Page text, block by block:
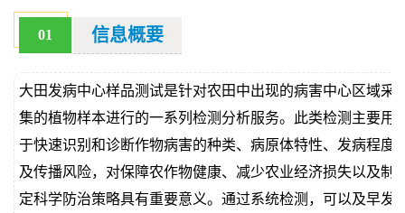
01 信息概要
大田发病中心样品测试是针对农田中出现的病害中心区域采
集的植物样本进行的一系列检测分析服务。此类检测主要用
于快速识别和诊断作物病害的种类、病原体特性、发病程度
及传播风险，对保障农作物健康、减少农业经济损失以及制
定科学防治策略具有重要意义。通过系统检测，可以及早发
价
真
伪
查